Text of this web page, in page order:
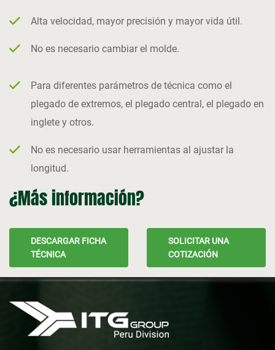
Alta velocidad, mayor precisión y mayor vida útil.
No es necesario cambiar el molde.
Para diferentes parámetros de técnica como el
plegado de extremos, el plegado central, el plegado en
inglete y otros.
No es necesario usar herramientas al ajustar la
longitud.
¿Más información?
DESCARGAR FICHA
TÉCNICA
SOLICITAR UNA
COTIZACIÓN